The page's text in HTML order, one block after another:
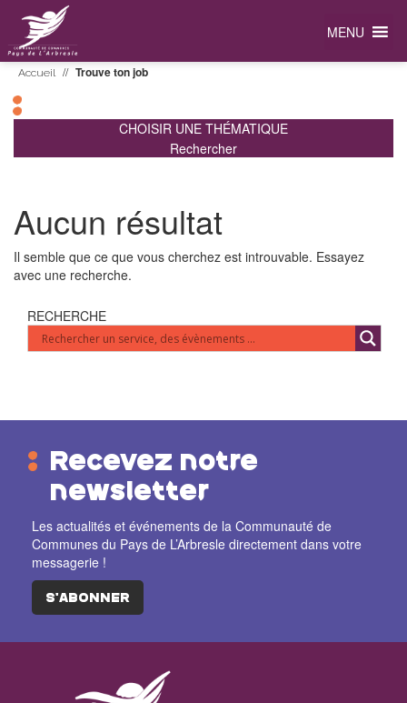
MENU
Accueil // Trouve ton job
CHOISIR UNE THÉMATIQUE
Rechercher
Aucun résultat
Il semble que ce que vous cherchez est introuvable. Essayez
avec une recherche.
RECHERCHE
Recevez notre
newsletter
Les actualités et événements de la Communauté de
Communes du Pays de L’Arbresle directement dans votre
messagerie !
S'ABONNER